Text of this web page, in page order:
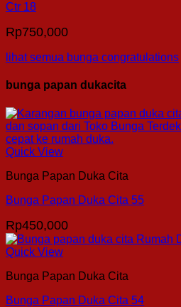
Ctr 18
Rp750,000
lihat semua bunga congratulations
bunga papan dukacita
Quick View
Bunga Papan Duka Cita
Bunga Papan Duka Cita 55
Rp450,000
Quick View
Bunga Papan Duka Cita
Bunga Papan Duka Cita 54